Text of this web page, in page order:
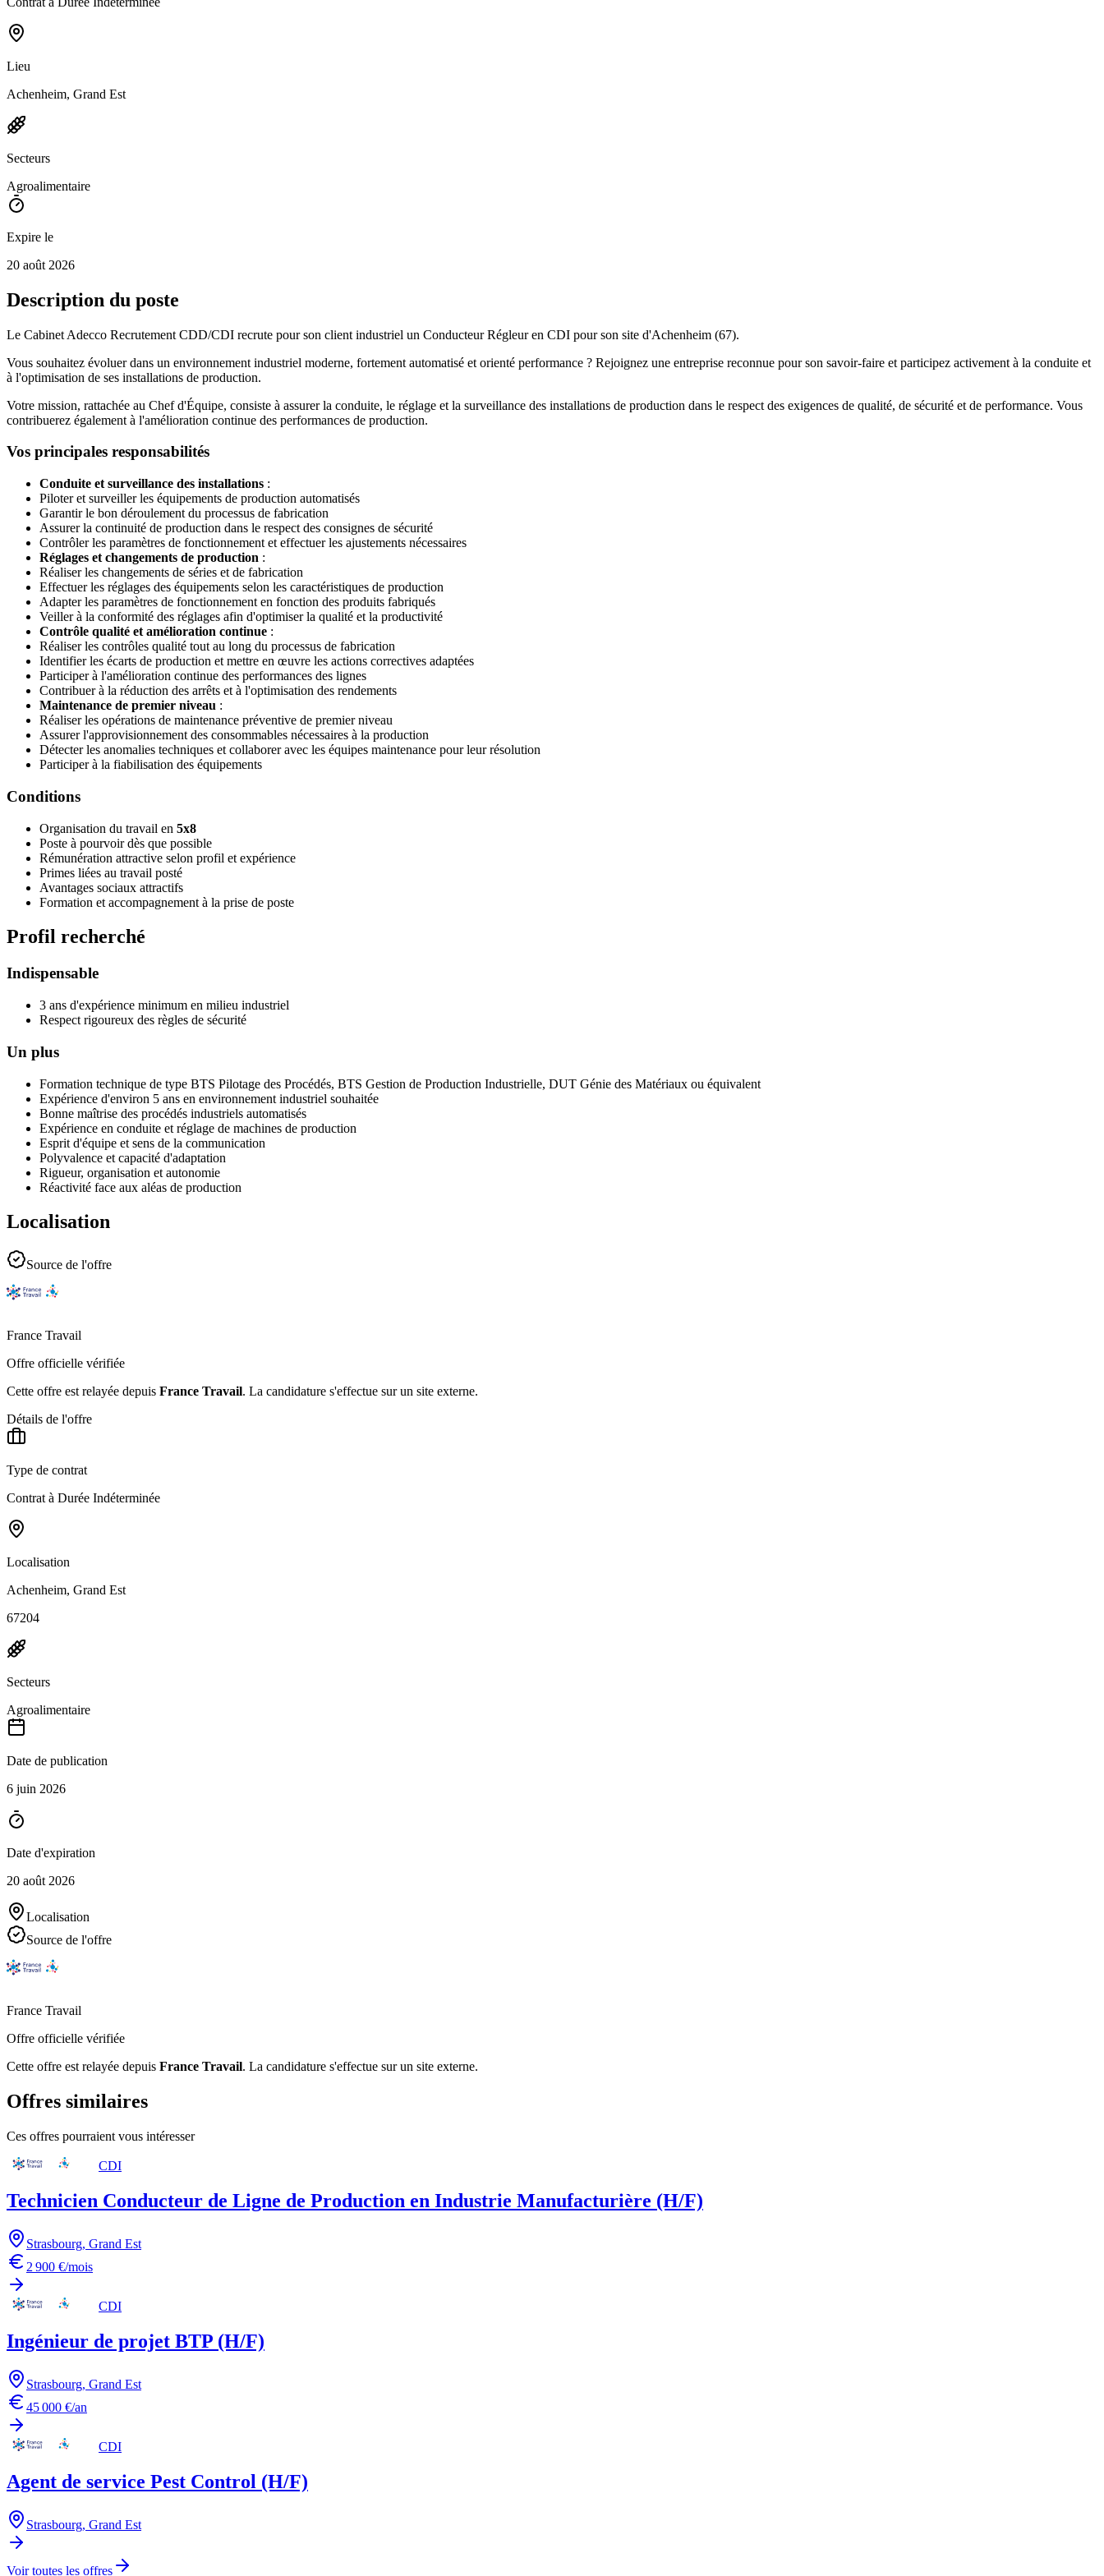
Lieu
Achenheim, Grand Est
Secteurs
Agroalimentaire
Expire le
20 août 2026
Description du poste
Le Cabinet Adecco Recrutement CDD/CDI recrute pour son client industriel un Conducteur Régleur en CDI pour son site d'Achenheim (67).
Vous souhaitez évoluer dans un environnement industriel moderne, fortement automatisé et orienté performance ? Rejoignez une entreprise reconnue pour son savoir-faire et participez activement à la conduite et
à l'optimisation de ses installations de production.
Votre mission, rattachée au Chef d'Équipe, consiste à assurer la conduite, le réglage et la surveillance des installations de production dans le respect des exigences de qualité, de sécurité et de performance. Vous
contribuerez également à l'amélioration continue des performances de production.
Vos principales responsabilités
Conduite et surveillance des installations :
Piloter et surveiller les équipements de production automatisés
Garantir le bon déroulement du processus de fabrication
Assurer la continuité de production dans le respect des consignes de sécurité
Contrôler les paramètres de fonctionnement et effectuer les ajustements nécessaires
Réglages et changements de production :
Réaliser les changements de séries et de fabrication
Effectuer les réglages des équipements selon les caractéristiques de production
Adapter les paramètres de fonctionnement en fonction des produits fabriqués
Veiller à la conformité des réglages afin d'optimiser la qualité et la productivité
Contrôle qualité et amélioration continue :
Réaliser les contrôles qualité tout au long du processus de fabrication
Identifier les écarts de production et mettre en œuvre les actions correctives adaptées
Participer à l'amélioration continue des performances des lignes
Contribuer à la réduction des arrêts et à l'optimisation des rendements
Maintenance de premier niveau :
Réaliser les opérations de maintenance préventive de premier niveau
Assurer l'approvisionnement des consommables nécessaires à la production
Détecter les anomalies techniques et collaborer avec les équipes maintenance pour leur résolution
Participer à la fiabilisation des équipements
Conditions
Organisation du travail en 5x8
Poste à pourvoir dès que possible
Rémunération attractive selon profil et expérience
Primes liées au travail posté
Avantages sociaux attractifs
Formation et accompagnement à la prise de poste
Profil recherché
Indispensable
3 ans d'expérience minimum en milieu industriel
Respect rigoureux des règles de sécurité
Un plus
Formation technique de type BTS Pilotage des Procédés, BTS Gestion de Production Industrielle, DUT Génie des Matériaux ou équivalent
Expérience d'environ 5 ans en environnement industriel souhaitée
Bonne maîtrise des procédés industriels automatisés
Expérience en conduite et réglage de machines de production
Esprit d'équipe et sens de la communication
Polyvalence et capacité d'adaptation
Rigueur, organisation et autonomie
Réactivité face aux aléas de production
Localisation
Source de l'offre
France Travail
Offre officielle vérifiée
Cette offre est relayée depuis France Travail. La candidature s'effectue sur un site externe.
Détails de l'offre
Type de contrat
Contrat à Durée Indéterminée
Localisation
Achenheim, Grand Est
67204
Secteurs
Agroalimentaire
Date de publication
6 juin 2026
Date d'expiration
20 août 2026
Localisation
Source de l'offre
France Travail
Offre officielle vérifiée
Cette offre est relayée depuis France Travail. La candidature s'effectue sur un site externe.
Offres similaires
Ces offres pourraient vous intéresser
CDI
Technicien Conducteur de Ligne de Production en Industrie Manufacturière (H/F)
Strasbourg, Grand Est
2 900 €/mois
CDI
Ingénieur de projet BTP (H/F)
Strasbourg, Grand Est
45 000 €/an
CDI
Agent de service Pest Control (H/F)
Strasbourg, Grand Est
Voir toutes les offres